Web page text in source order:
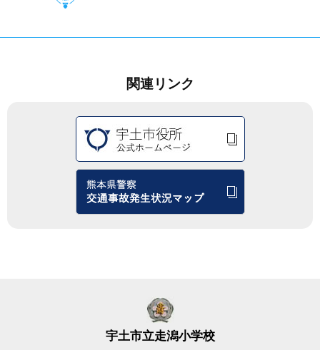
関連リンク
宇土市立走潟小学校